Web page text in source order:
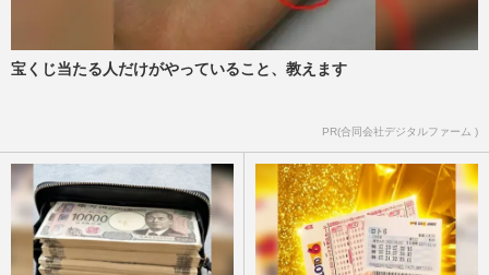
2026/8/5
《政治家失言ランキング》支持率急落の高
宝くじ当たる人だけがやっていること、教えます
PR(合同会社デジタルファーム )